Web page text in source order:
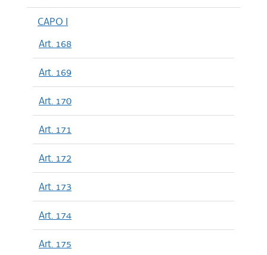
CAPO I
Art. 168
Art. 169
Art. 170
Art. 171
Art. 172
Art. 173
Art. 174
Art. 175